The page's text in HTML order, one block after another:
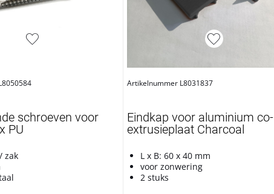
schroeven voor
PU
zak
Artikelnummer L8031837
Eindkap voor aluminium co-
extrusieplaat Charcoal
L x B: 60 x 40 mm
voor zonwering
2 stuks